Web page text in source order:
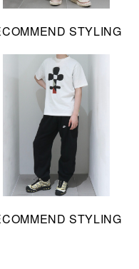
STYLING
STYLING